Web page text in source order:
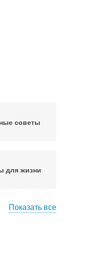
советы
для жизни
Показать все